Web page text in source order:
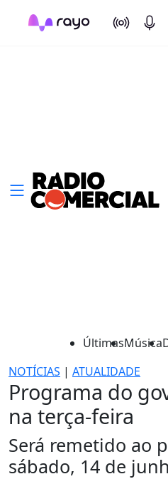
On Air
ÚltimasMúsica
NOTÍCIAS | ATUALIDADE
Programa do
na terça-feira
Será remetido ao
sábado, 14 de